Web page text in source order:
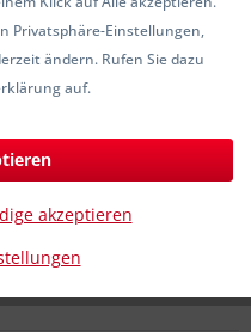
1-3 Werktage
Privatsphäre-Einstellungen,
ändern. Rufen Sie dazu
auf.
akzeptieren